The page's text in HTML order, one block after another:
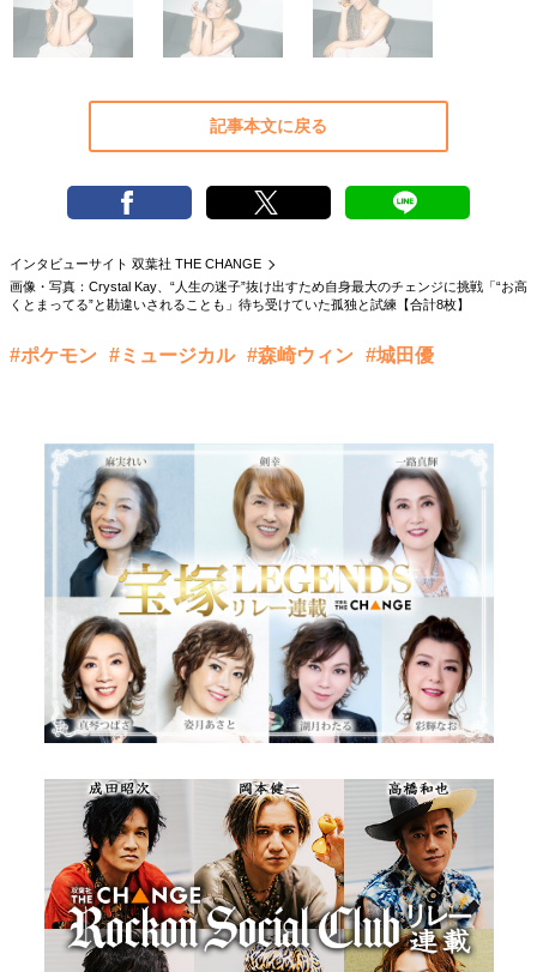
熱狂できるもの
一生モノの愛用品
私を彩るエッセンス
60代のネクストステージ
地域とつながる/お金との付き合い方
記事本文に戻る
インタビューサイト 双葉社 THE CHANGE
画像・写真：Crystal Kay、“人生の迷子”抜け出すため自身最大のチェンジに挑戦「“お高
くとまってる”と勘違いされることも」待ち受けていた孤独と試練【合計8枚】
#ポケモン #ミュージカル #森崎ウィン #城田優